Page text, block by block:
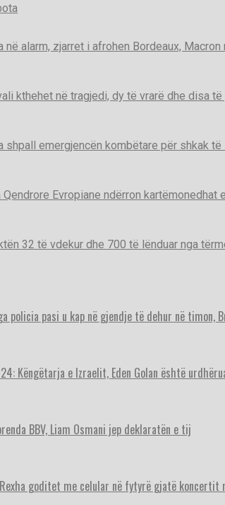
në alarm, zjarret i afrohen Bordeaux,
kthehet në tragjedi, dy të vrarë dhe disa
shpall emergjencën kombëtare për shkak
Qendrore Evropiane ndërron kartëmonedhat
32 të vdekur dhe 700 të lënduar nga
policia pasi u kap në gjendje të dehur në
Këngëtarja e Izraelit, Eden Golan është
BBV, Liam Osmani jep deklaratën e tij
goditet me celular në fytyrë gjatë koncertit